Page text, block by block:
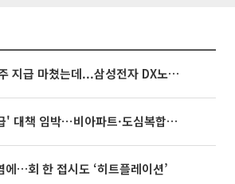
3445억 자사주 지급 마쳤는데...삼성전자 DX노조, 뒤늦은 '떼쓰기 집회'
영끌 '주택공급' 대책 임박⋯비아파트·도심복합까지 총동원
에…회 한 접시도 ‘히트플레이션’